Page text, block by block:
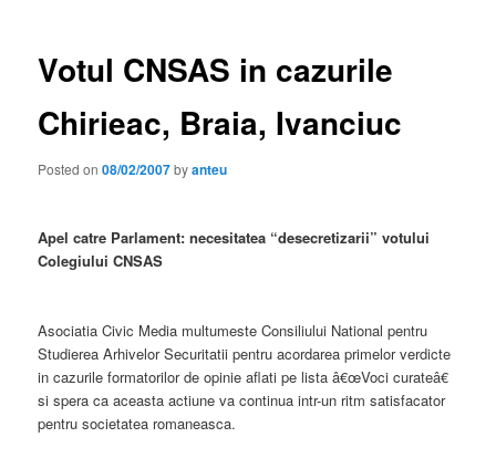
Votul CNSAS in cazurile
Chirieac, Braia, Ivanciuc
Posted on08/02/2007byanteu
Apel catre Parlament: necesitatea “desecretizarii” votului
Colegiului CNSAS
Asociatia Civic Media multumeste Consiliului National pentru
Studierea Arhivelor Securitatii pentru acordarea primelor verdicte
in cazurile formatorilor de opinie aflati pe lista â€œVoci curateâ€
si spera ca aceasta actiune va continua intr-un ritm satisfacator
pentru societatea romaneasca.